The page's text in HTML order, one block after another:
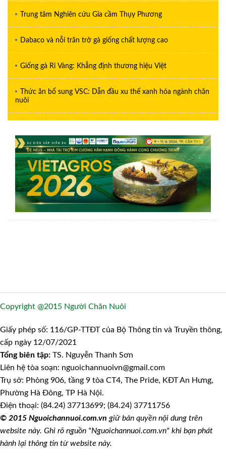
Trung tâm Nghiên cứu Gia cầm Thụy Phương
Dabaco và nỗi trăn trở gà giống chất lượng cao
Giống gà Ri Vàng: Khẳng định thương hiệu Việt
Thức ăn bổ sung VSC: Dẫn đầu xu thế xanh hóa ngành chăn
nuôi
Copyright @2015 Người Chăn Nuôi
Giấy phép số: 116/GP-TTĐT của Bộ Thông tin và Truyền thông,
cấp ngày 12/07/2021
Tổng biên tập: TS. Nguyễn Thanh Sơn
Liên hệ tòa soạn: nguoichannuoivn@gmail.com
Trụ sở: Phòng 906, tầng 9 tòa CT4, The Pride, KĐT An Hưng,
Phường Hà Đông, TP Hà Nội.
Điện thoại: (84.24) 37713699; (84.24) 37711756
© 2015 Nguoichannuoi.com.vn giữ bản quyền nội dung trên
website này. Ghi rõ nguồn "Nguoichannuoi.com.vn" khi bạn phát
hành lại thông tin từ website này.